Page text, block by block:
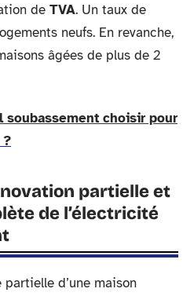
de TVA. Un taux de
neufs. En revanche,
âgées de plus de 2
soubassement choisir pour
?
partielle et
de l’électricité
d’une maison